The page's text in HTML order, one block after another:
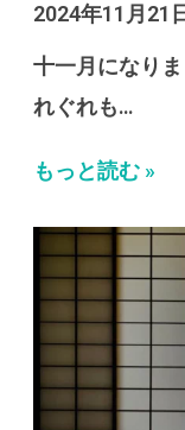
2024年11月21
十一月になり
れぐれも…
もっと読む »